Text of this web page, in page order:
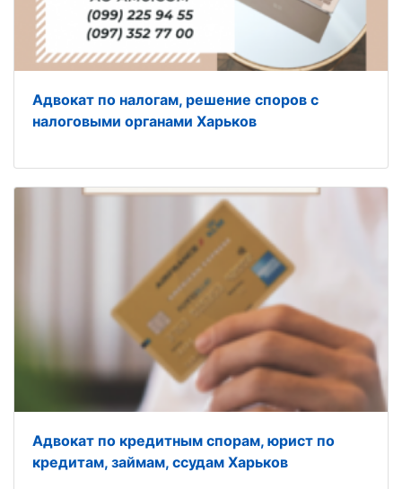
Адвокат по налогам, решение споров с
налоговыми органами Харьков
Адвокат по кредитным спорам, юрист по
кредитам, займам, ссудам Харьков